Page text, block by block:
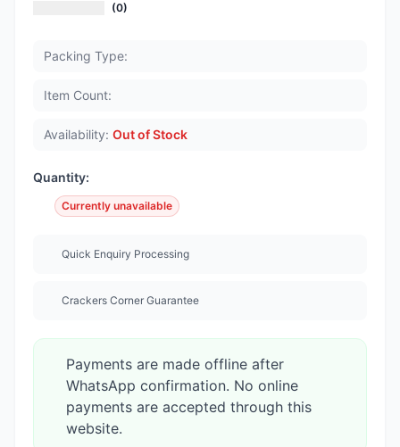
(0)
Packing Type:
Item Count:
Availability: Out of Stock
Quantity:
Currently unavailable
Quick Enquiry Processing
Crackers Corner Guarantee
Payments are made offline after
WhatsApp confirmation. No online
payments are accepted through this
website.